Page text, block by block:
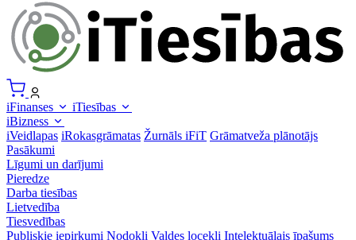
iFinanses
iTiesības
iBizness
iVeidlapas iRokasgrāmatas Žurnāls iFiT Grāmatveža plānotājs
Pasākumi
Līgumi un darījumi
Pieredze
Darba tiesības
Lietvedība
Tiesvedības
Publiskie iepirkumi Nodokļi Valdes locekļi Intelektuālais īpašums